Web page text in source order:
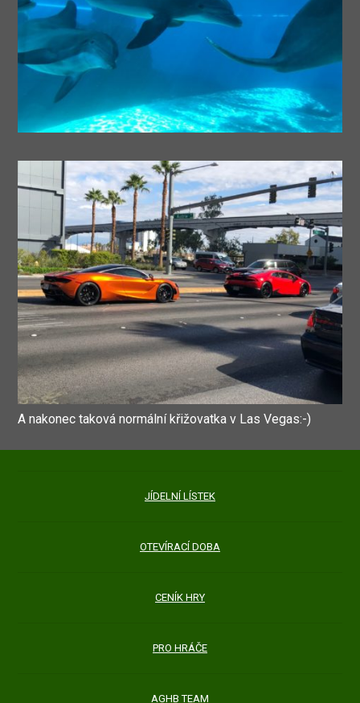
A nakonec taková normální křižovatka v Las Vegas:-)
JÍDELNÍ LÍSTEK
OTEVÍRACÍ DOBA
CENÍK HRY
PRO HRÁČE
AGHB TEAM